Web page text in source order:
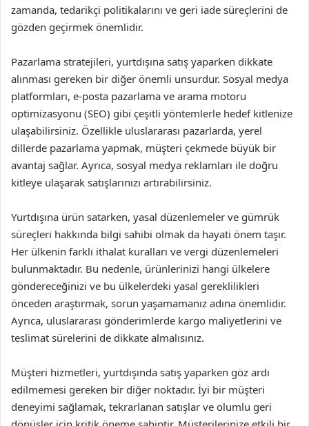
zamanda, tedarikçi politikalarını ve geri iade süreçlerini de
gözden geçirmek önemlidir.
Pazarlama stratejileri, yurtdışına satış yaparken dikkate
alınması gereken bir diğer önemli unsurdur. Sosyal medya
platformları, e-posta pazarlama ve arama motoru
optimizasyonu (SEO) gibi çeşitli yöntemlerle hedef kitlenize
ulaşabilirsiniz. Özellikle uluslararası pazarlarda, yerel
dillerde pazarlama yapmak, müşteri çekmede büyük bir
avantaj sağlar. Ayrıca, sosyal medya reklamları ile doğru
kitleye ulaşarak satışlarınızı artırabilirsiniz.
Yurtdışına ürün satarken, yasal düzenlemeler ve gümrük
süreçleri hakkında bilgi sahibi olmak da hayati önem taşır.
Her ülkenin farklı ithalat kuralları ve vergi düzenlemeleri
bulunmaktadır. Bu nedenle, ürünlerinizi hangi ülkelere
göndereceğinizi ve bu ülkelerdeki yasal gereklilikleri
önceden araştırmak, sorun yaşamamanız adına önemlidir.
Ayrıca, uluslararası gönderimlerde kargo maliyetlerini ve
teslimat sürelerini de dikkate almalısınız.
Müşteri hizmetleri, yurtdışında satış yaparken göz ardı
edilmemesi gereken bir diğer noktadır. İyi bir müşteri
deneyimi sağlamak, tekrarlanan satışlar ve olumlu geri